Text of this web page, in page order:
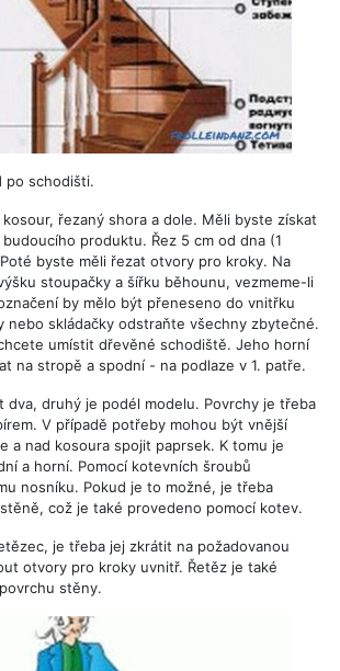
po schodišti.
řezaný shora a dole. Měli byste získat
produktu. Řez 5 cm od dna (1
byste měli řezat otvory pro kroky. Na
stoupačky a šířku běhounu, vezmeme-li
by mělo být přeneseno do vnitřku
nebo skládačky odstraňte všechny zbytečné.
umístit dřevěné schodiště. Jeho horní
na stropě a spodní - na podlaze v 1. patře.
dva, druhý je podél modelu. Povrchy je třeba
V případě potřeby mohou být vnější
a nad kosoura spojit paprsek. K tomu je
a horní. Pomocí kotevních šroubů
nosníku. Pokud je to možné, je třeba
což je také provedeno pomocí kotev.
je třeba jej zkrátit na požadovanou
otvory pro kroky uvnitř. Řetěz je také
stěny.